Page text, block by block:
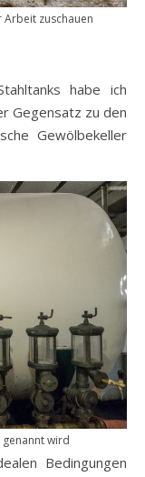
zuschauen
habe ich
Gegensatz zu den
Gewölbekeller
genannt wird
Bedingungen